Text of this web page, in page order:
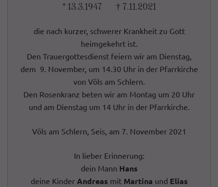
* 13.3.1947 † 7.11.2021
die nach kurzer, schwerer Krankheit zu Gott
heimgekehrt ist.
Den Trauergottesdienst feiern wir am Dienstag,
dem 9. November, um 14.30 Uhr in der Pfarrkirche
von Völs am Schlern.
Den Rosenkranz beten wir am Montag um 20 Uhr
und am Dienstag um 14 Uhr in der Pfarrkirche.
Völs am Schlern, Seis, am 7. November 2021
In lieber Erinnerung:
dein Mann Hans
deine Kinder Andreas mit Martina und Elias